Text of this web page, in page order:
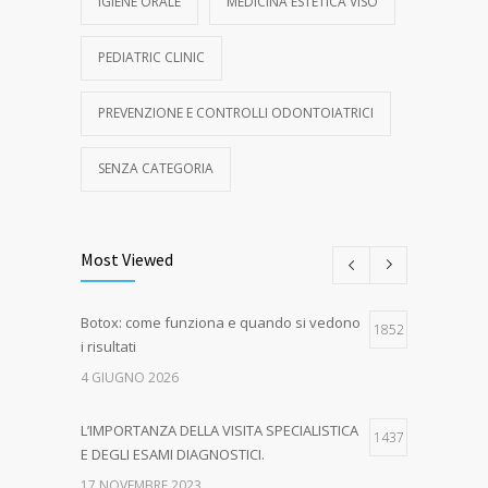
PEDIATRIC CLINIC
PREVENZIONE E CONTROLLI ODONTOIATRICI
SENZA CATEGORIA
Most Viewed
Botox: come funziona e quando si vedono
i risultati
1852
4 GIUGNO 2026
L’IMPORTANZA DELLA VISITA SPECIALISTICA
E DEGLI ESAMI DIAGNOSTICI.
1437